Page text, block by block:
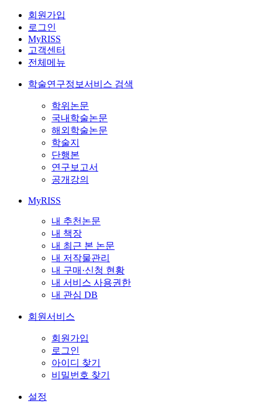
회원가입
로그인
MyRISS
고객센터
전체메뉴
학술연구정보서비스 검색
학위논문
국내학술논문
해외학술논문
학술지
단행본
연구보고서
공개강의
MyRISS
내 추천논문
내 책장
내 최근 본 논문
내 저작물관리
내 구매·신청 현황
내 서비스 사용권한
내 관심 DB
회원서비스
회원가입
로그인
아이디 찾기
비밀번호 찾기
설정